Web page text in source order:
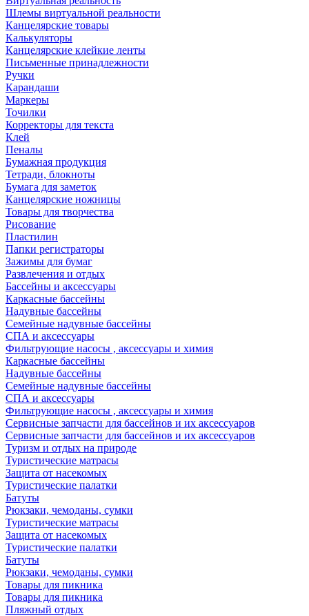
Шлемы виртуальной реальности
Канцелярские товары
Калькуляторы
Канцелярские клейкие ленты
Письменные принадлежности
Ручки
Карандаши
Маркеры
Точилки
Корректоры для текста
Клей
Пеналы
Бумажная продукция
Тетради, блокноты
Бумага для заметок
Канцелярские ножницы
Товары для творчества
Рисование
Пластилин
Папки регистраторы
Зажимы для бумаг
Развлечения и отдых
Бассейны и аксессуары
Каркасные бассейны
Надувные бассейны
Семейные надувные бассейны
СПА и аксессуары
Фильтрующие насосы , аксессуары и химия
Каркасные бассейны
Надувные бассейны
Семейные надувные бассейны
СПА и аксессуары
Фильтрующие насосы , аксессуары и химия
Cервисные запчасти для бассейнов и их аксессуаров
Cервисные запчасти для бассейнов и их аксессуаров
Туризм и отдых на природе
Туристические матрасы
Защита от насекомых
Туристические палатки
Батуты
Рюкзаки, чемоданы, сумки
Туристические матрасы
Защита от насекомых
Туристические палатки
Батуты
Рюкзаки, чемоданы, сумки
Товары для пикника
Товары для пикника
Пляжный отдых